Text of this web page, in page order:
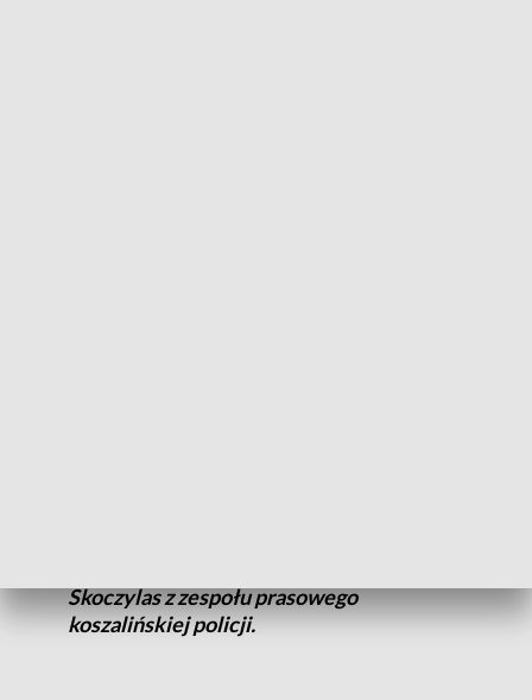
Skoczylas z zespołu prasowego
koszalińskiej policji.